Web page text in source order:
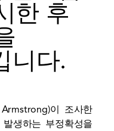
한 후
니다.
이 조사한
생하는 부정확성을